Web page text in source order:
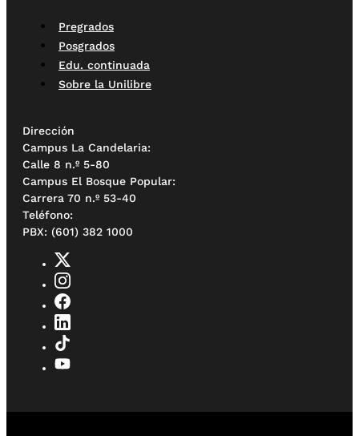
Pregrados
Posgrados
Edu. continuada
Sobre la Unilibre
Dirección
Campus La Candelaria:
Calle 8 n.º 5-80
Campus El Bosque Popular:
Carrera 70 n.º 53-40
Teléfono:
PBX: (601) 382 1000